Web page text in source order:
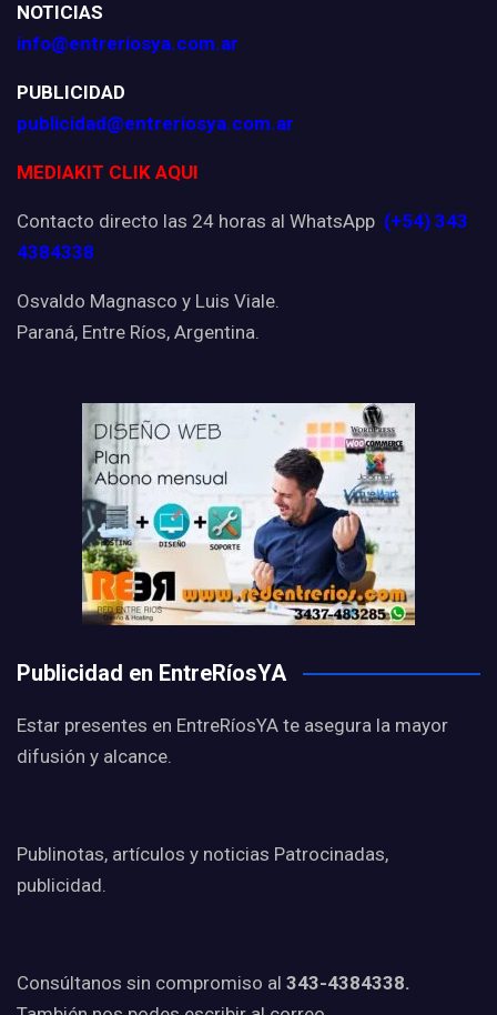
NOTICIAS
info@entreriosya.com.ar
PUBLICIDAD
publicidad@entreriosya.com.ar
MEDIAKIT CLIK AQUI
Contacto directo las 24 horas al WhatsApp (+54) 343
4384338
Osvaldo Magnasco y Luis Viale.
Paraná, Entre Ríos, Argentina.
Publicidad en EntreRíosYA
Estar presentes en EntreRíosYA te asegura la mayor
difusión y alcance.
Publinotas, artículos y noticias Patrocinadas,
publicidad.
Consúltanos sin compromiso al 343-4384338.